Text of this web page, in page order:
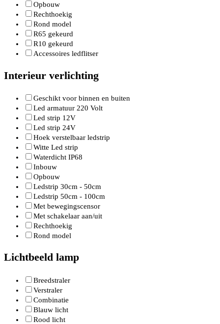
Opbouw
Rechthoekig
Rond model
R65 gekeurd
R10 gekeurd
Accessoires ledflitser
Interieur verlichting
Geschikt voor binnen en buiten
Led armatuur 220 Volt
Led strip 12V
Led strip 24V
Hoek verstelbaar ledstrip
Witte Led strip
Waterdicht IP68
Inbouw
Opbouw
Ledstrip 30cm - 50cm
Ledstrip 50cm - 100cm
Met bewegingscensor
Met schakelaar aan/uit
Rechthoekig
Rond model
Lichtbeeld lamp
Breedstraler
Verstraler
Combinatie
Blauw licht
Rood licht